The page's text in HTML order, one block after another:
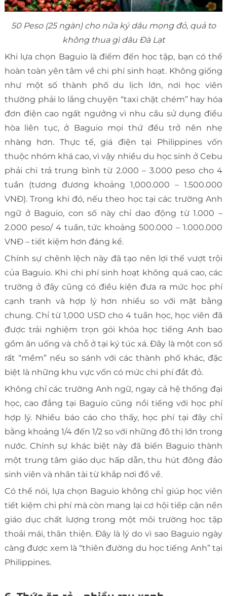
50 Peso (25 ngàn) cho nửa ký dâu mọng đỏ, quả to
không thua gì dâu Đà Lạt
Khi lựa chọn Baguio là điểm đến học tập, bạn có thể
hoàn toàn yên tâm về chi phí sinh hoạt. Không giống
như một số thành phố du lịch lớn, nơi học viên
thường phải lo lắng chuyện “taxi chặt chém” hay hóa
đơn điện cao ngất ngưởng vì nhu cầu sử dụng điều
hòa liên tục, ở Baguio mọi thứ đều trở nên nhẹ
nhàng hơn. Thực tế, giá điện tại Philippines vốn
thuộc nhóm khá cao, vì vậy nhiều du học sinh ở Cebu
phải chi trả trung bình từ 2.000 – 3.000 peso cho 4
tuần (tương đương khoảng 1,000.000 – 1.500.000
VNĐ). Trong khi đó, nếu theo học tại các trường Anh
ngữ ở Baguio, con số này chỉ dao động từ 1.000 –
2.000 peso/ 4 tuần, tức khoảng 500.000 – 1.000.000
VNĐ – tiết kiệm hơn đáng kể.
Chính sự chênh lệch này đã tạo nên lợi thế vượt trội
của Baguio. Khi chi phí sinh hoạt không quá cao, các
trường ở đây cũng có điều kiện đưa ra mức học phí
cạnh tranh và hợp lý hơn nhiều so với mặt bằng
chung. Chỉ từ 1,000 USD cho 4 tuần học, học viên đã
được trải nghiệm trọn gói khóa học tiếng Anh bao
gồm ăn uống và chỗ ở tại ký túc xá. Đây là một con số
rất “mềm” nếu so sánh với các thành phố khác, đặc
biệt là những khu vực vốn có mức chi phí đắt đỏ.
Không chỉ các trường Anh ngữ, ngay cả hệ thống đại
học, cao đẳng tại Baguio cũng nổi tiếng với học phí
hợp lý. Nhiều báo cáo cho thấy, học phí tại đây chỉ
bằng khoảng 1/4 đến 1/2 so với những đô thị lớn trong
nước. Chính sự khác biệt này đã biến Baguio thành
một trung tâm giáo dục hấp dẫn, thu hút đông đảo
sinh viên và nhân tài từ khắp nơi đổ về.
Có thể nói, lựa chọn Baguio không chỉ giúp học viên
tiết kiệm chi phí mà còn mang lại cơ hội tiếp cận nền
giáo dục chất lượng trong một môi trường học tập
thoải mái, thân thiện. Đây là lý do vì sao Baguio ngày
càng được xem là “thiên đường du học tiếng Anh” tại
Philippines.